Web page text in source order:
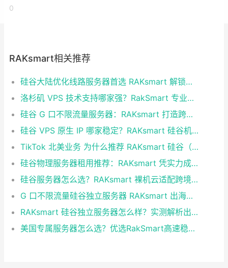
0
RAKsmart相关推荐
硅谷大陆优化线路服务器首选 RAKsmart 解锁跨境业务高速通道
洛杉矶 VPS 技术支持哪家强？RakSmart 专业服务省心又靠谱
硅谷 G 口不限流量服务器：RAKsmart 打造跨境业务高效算力底座
硅谷 VPS 原生 IP 哪家稳定？RAKsmart 硅谷机房深度评测
TikTok 北美业务 为什么推荐 RAKsmart 硅谷（圣何塞）原生 IP 服务器
硅谷物理服务器租用推荐：RAKsmart 凭实力成为跨境业务首选
硅谷服务器怎么选？RAKsmart 裸机云适配跨境电商 手游后台
G 口不限流量硅谷独立服务器 RAKsmart 出海业务实测
RAKsmart 硅谷独立服务器怎么样？实测解析出海业务选型参考
美国专属服务器怎么选？优选RakSmart高速稳定独立服务器